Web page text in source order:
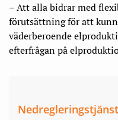
– Att alla bidrar med
förutsättning för att
väderberoende
efterfrågan på